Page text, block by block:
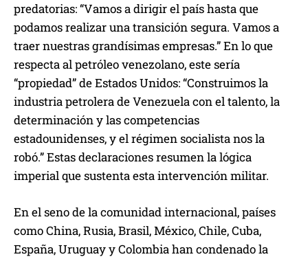
predatorias: “Vamos a dirigir el país hasta que
podamos realizar una transición segura. Vamos a
traer nuestras grandísimas empresas.” En lo que
respecta al petróleo venezolano, este sería
“propiedad” de Estados Unidos: “Construimos la
industria petrolera de Venezuela con el talento, la
determinación y las competencias
estadounidenses, y el régimen socialista nos la
robó.” Estas declaraciones resumen la lógica
imperial que sustenta esta intervención militar.
En el seno de la comunidad internacional, países
como China, Rusia, Brasil, México, Chile, Cuba,
España, Uruguay y Colombia han condenado la